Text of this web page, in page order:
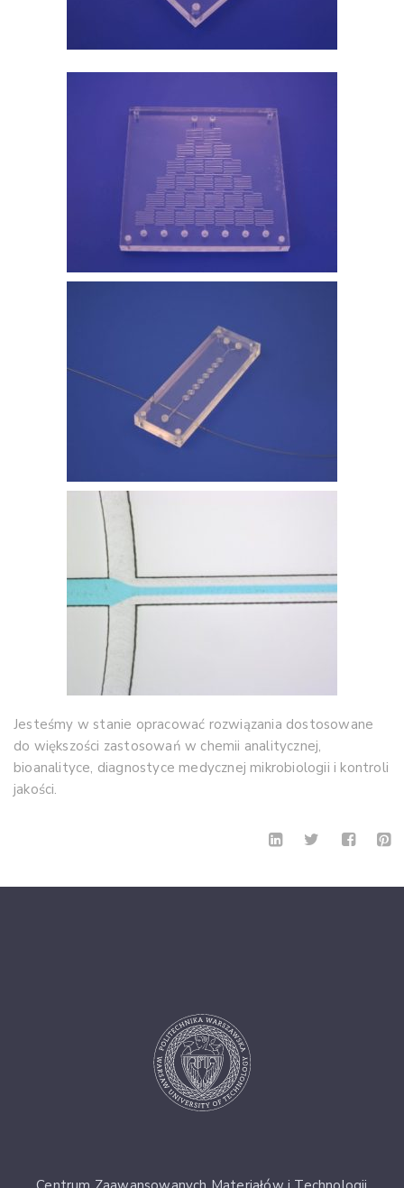
Jesteśmy w stanie opracować rozwiązania dostosowane
do większości zastosowań w chemii analitycznej,
bioanalityce, diagnostyce medycznej mikrobiologii i kontroli
jakości.